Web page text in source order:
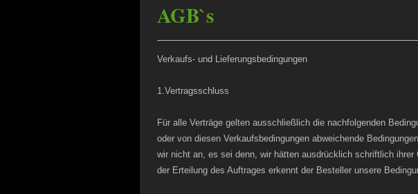
AGB`s
Verkaufs- und Lieferungsbedingungen
1.Vertragsschluss
Für alle Verträge gelten ausschließlich die nachfolgenden
oder von diesen Verkaufsbedingungen abweichende
wir nicht an, es sei denn, wir hätten ausdrücklich schriftlich
der Erteilung des Auftrages erkennt der Besteller unsere